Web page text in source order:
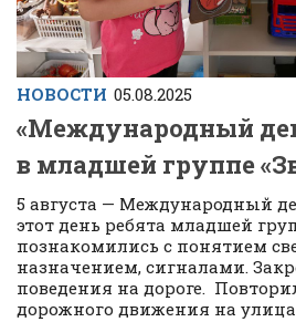
НОВОСТИ 05.08.2025
«Международный
в младшей группе
5 августа — Международный
этот день ребята младшей
познакомились с понятием
назначением, сигналами.
поведения на дороге.
дорожного движения на